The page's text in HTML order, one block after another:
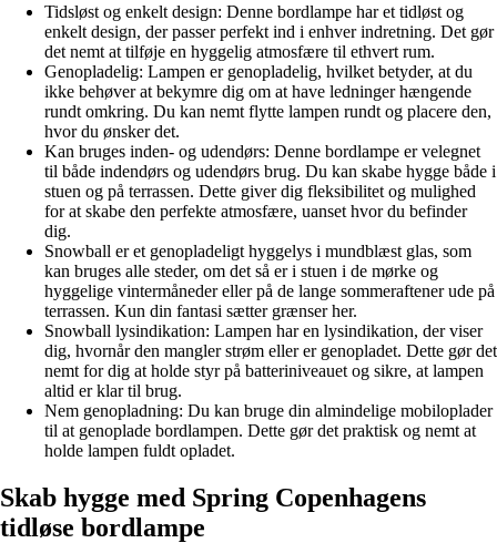
Tidsløst og enkelt design: Denne bordlampe har et tidløst og
enkelt design, der passer perfekt ind i enhver indretning. Det gør
det nemt at tilføje en hyggelig atmosfære til ethvert rum.
Genopladelig: Lampen er genopladelig, hvilket betyder, at du
ikke behøver at bekymre dig om at have ledninger hængende
rundt omkring. Du kan nemt flytte lampen rundt og placere den,
hvor du ønsker det.
Kan bruges inden- og udendørs: Denne bordlampe er velegnet
til både indendørs og udendørs brug. Du kan skabe hygge både i
stuen og på terrassen. Dette giver dig fleksibilitet og mulighed
for at skabe den perfekte atmosfære, uanset hvor du befinder
dig.
Snowball er et genopladeligt hyggelys i mundblæst glas, som
kan bruges alle steder, om det så er i stuen i de mørke og
hyggelige vintermåneder eller på de lange sommeraftener ude på
terrassen. Kun din fantasi sætter grænser her.
Snowball lysindikation: Lampen har en lysindikation, der viser
dig, hvornår den mangler strøm eller er genopladet. Dette gør det
nemt for dig at holde styr på batteriniveauet og sikre, at lampen
altid er klar til brug.
Nem genopladning: Du kan bruge din almindelige mobiloplader
til at genoplade bordlampen. Dette gør det praktisk og nemt at
holde lampen fuldt opladet.
Skab hygge med Spring Copenhagens
tidløse bordlampe